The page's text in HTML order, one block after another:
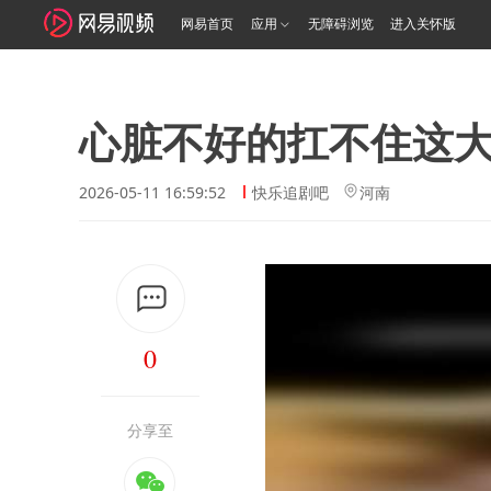
网易首页 应用 无障碍浏览 进入关怀版
心脏不好的扛不住这
2026-05-11 16:59:52 快乐追剧吧 河南
0
分享至